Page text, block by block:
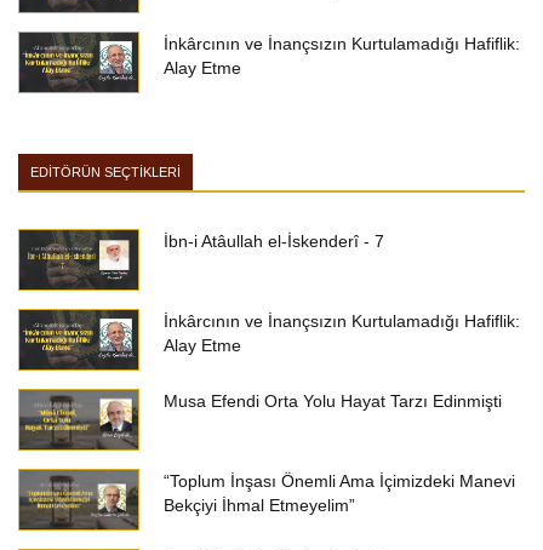
İnkârcının ve İnançsızın Kurtulamadığı Hafiflik:
Alay Etme
EDİTÖRÜN SEÇTİKLERİ
İbn-i Atâullah el-İskenderî - 7
İnkârcının ve İnançsızın Kurtulamadığı Hafiflik:
Alay Etme
Musa Efendi Orta Yolu Hayat Tarzı Edinmişti
“Toplum İnşası Önemli Ama İçimizdeki Manevi
Bekçiyi İhmal Etmeyelim”